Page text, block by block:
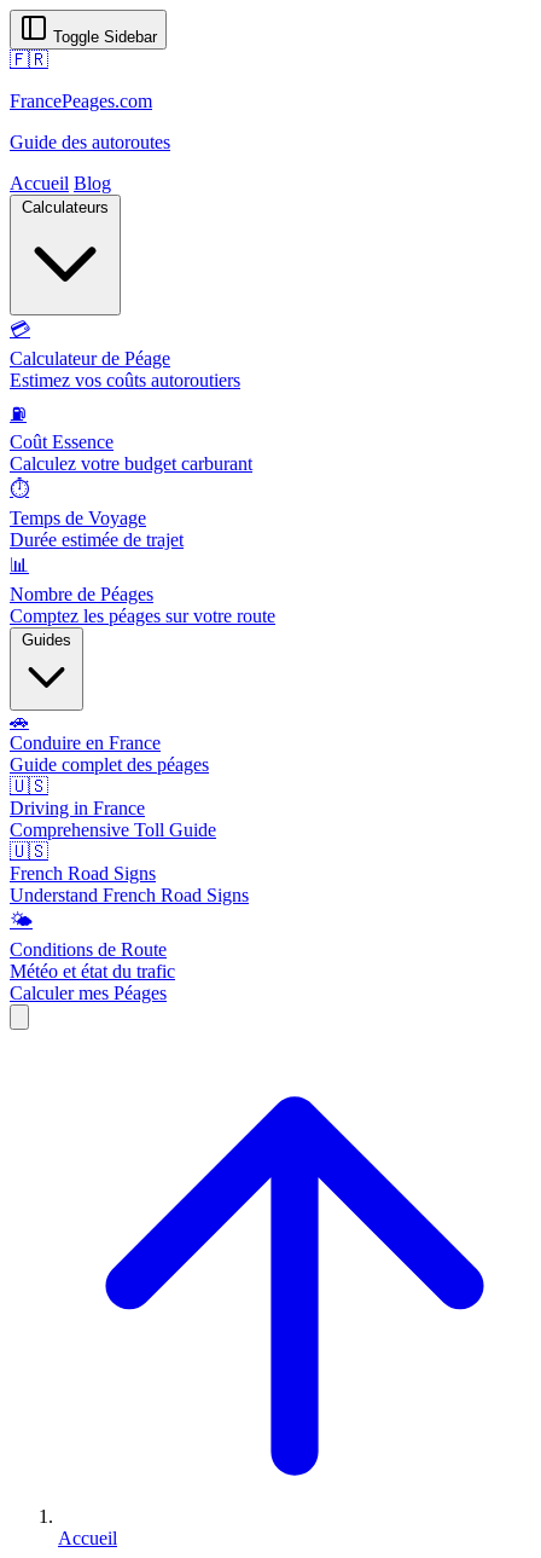
Toggle Sidebar
🇫🇷
FrancePeages.com
Guide des autoroutes
Accueil Blog
Calculateurs
💳
Calculateur de Péage
Estimez vos coûts autoroutiers
⛽
Coût Essence
Calculez votre budget carburant
⏱️
Temps de Voyage
Durée estimée de trajet
📊
Nombre de Péages
Comptez les péages sur votre route
Guides
🚗
Conduire en France
Guide complet des péages
🇺🇸
Driving in France
Comprehensive Toll Guide
🇺🇸
French Road Signs
Understand French Road Signs
🌤️
Conditions de Route
Météo et état du trafic
Calculer mes Péages
Accueil